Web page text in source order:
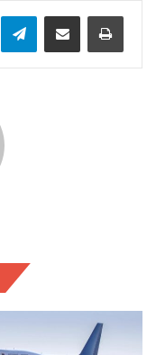
TelegramCompartir por correo electrónico